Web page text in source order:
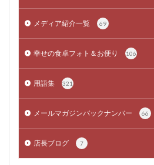
メディア紹介一覧 69
幸せの食卓フォト＆お便り 106
用語集 321
メールマガジンバックナンバー 66
店長ブログ 7